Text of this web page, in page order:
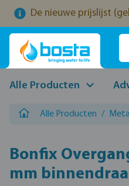
de hoofdinhoud
Ga naar de zoekopdracht
Ga naar de hoofdnavigatie
De nieuwe prijslijst
Alle Producten
Alle Producten /
Bonfix
mm